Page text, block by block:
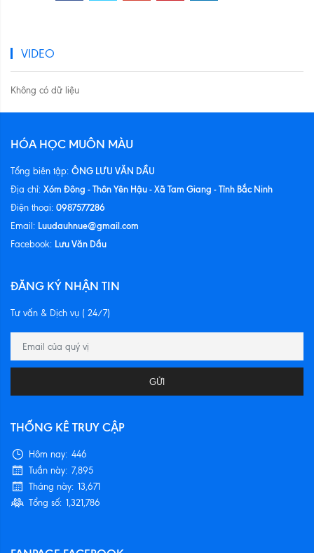
VIDEO
Không có dữ liệu
HÓA HỌC MUÔN MÀU
Tổng biên tập: ÔNG LƯU VĂN DẦU
Địa chỉ: Xóm Đông - Thôn Yên Hậu - Xã Tam Giang - Tỉnh Bắc Ninh
Điện thoại: 0987577286
Email: Luudauhnue@gmail.com
Facebook: Lưu Văn Dầu
ĐĂNG KÝ NHẬN TIN
Tư vấn & Dịch vụ ( 24/7)
GỬI
THỐNG KÊ TRUY CẬP
Hôm nay: 446
Tuần này: 7,895
Tháng này: 13,671
Tổng số: 1,321,786